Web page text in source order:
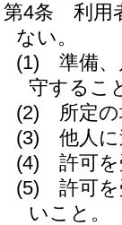
第4条
利用
ない。
(1)
準備
守するこ
(2)
所定
(3)
他人
(4)
許可
(5)
許可
いこと。